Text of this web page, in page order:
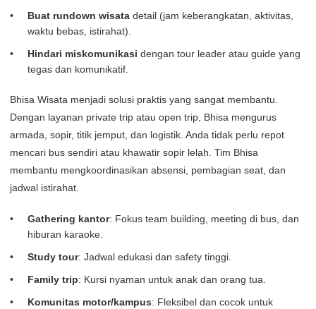
Buat rundown wisata detail (jam keberangkatan, aktivitas,
waktu bebas, istirahat).
Hindari miskomunikasi dengan tour leader atau guide yang
tegas dan komunikatif.
Bhisa Wisata menjadi solusi praktis yang sangat membantu.
Dengan layanan private trip atau open trip, Bhisa mengurus
armada, sopir, titik jemput, dan logistik. Anda tidak perlu repot
mencari bus sendiri atau khawatir sopir lelah. Tim Bhisa
membantu mengkoordinasikan absensi, pembagian seat, dan
jadwal istirahat.
Gathering kantor: Fokus team building, meeting di bus, dan
hiburan karaoke.
Study tour: Jadwal edukasi dan safety tinggi.
Family trip: Kursi nyaman untuk anak dan orang tua.
Komunitas motor/kampus: Fleksibel dan cocok untuk